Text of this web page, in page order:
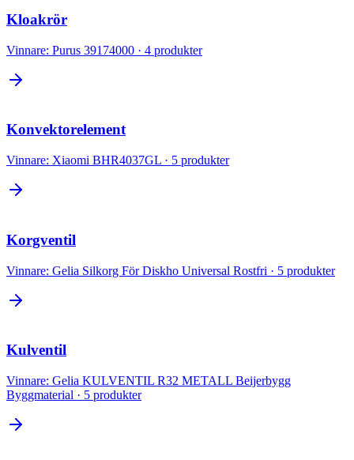
Kloakrör
Vinnare: Purus 39174000 · 4 produkter
Konvektorelement
Vinnare: Xiaomi BHR4037GL · 5 produkter
Korgventil
Vinnare: Gelia Silkorg För Diskho Universal Rostfri · 5 produkter
Kulventil
Vinnare: Gelia KULVENTIL R32 METALL Beijerbygg
Byggmaterial · 5 produkter